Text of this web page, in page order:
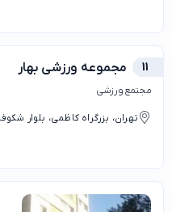
11 مجموعه ورزشی بهار
مجتمع ورزشی
تهران، بزرگراه کاظمی، بلوار